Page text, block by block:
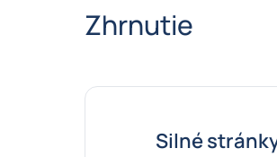
Zhrnutie
Silné